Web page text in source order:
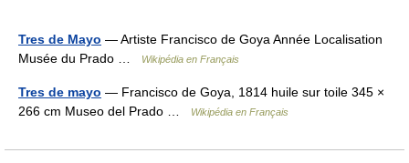
Tres de Mayo — Artiste Francisco de Goya Année Localisation
Musée du Prado …
Wikipédia en Français
Tres de mayo — Francisco de Goya, 1814 huile sur toile 345 ×
266 cm Museo del Prado …
Wikipédia en Français